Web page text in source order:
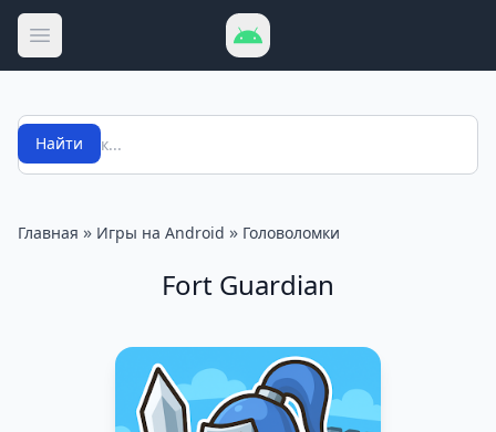
Открыть меню
Поиск
Найти
Главная » Игры на Android » Головоломки
Fort Guardian